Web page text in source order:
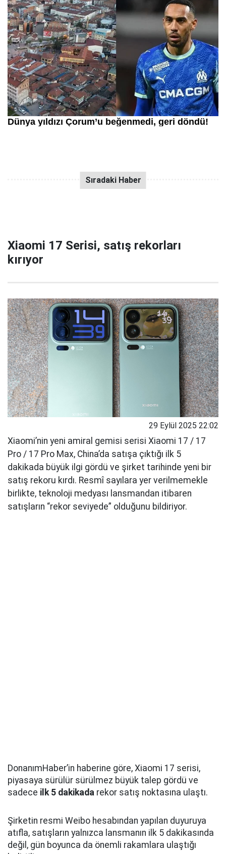
Xiaomi 17 Serisi, satış rekorları
kırıyor
29 Eylül 2025 22:02
Xiaomi’nin yeni amiral gemisi serisi Xiaomi 17 / 17
Pro / 17 Pro Max, China’da satışa çıktığı ilk 5
dakikada büyük ilgi gördü ve şirket tarihinde yeni bir
satış rekoru kırdı. Resmî sayılara yer verilmemekle
birlikte, teknoloji medyası lansmandan itibaren
satışların “rekor seviyede” olduğunu bildiriyor.
DonanımHaber’in haberine göre, Xiaomi 17 serisi,
piyasaya sürülür sürülmez büyük talep gördü ve
sadece ilk 5 dakikada rekor satış noktasına ulaştı.
Şirketin resmi Weibo hesabından yapılan duyuruya
atıfla, satışların yalnızca lansmanın ilk 5 dakikasında
değil, gün boyunca da önemli rakamlara ulaştığı